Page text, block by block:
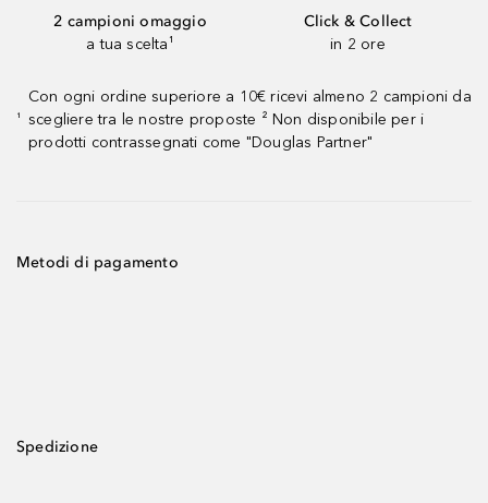
2 campioni omaggio
a tua scelta¹
Click & Collect
in 2 ore
¹
Con ogni ordine superiore a 10€ ricevi almeno 2 campioni da
scegliere tra le nostre proposte ² Non disponibile per i
prodotti contrassegnati come "Douglas Partner"
Metodi di pagamento
Spedizione